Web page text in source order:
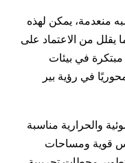
منعدمة، يمكن لهذه
يقلل من الاعتماد على
في بيئات
في رؤية بير
والحرارية مناسبة
قوية ومساحات